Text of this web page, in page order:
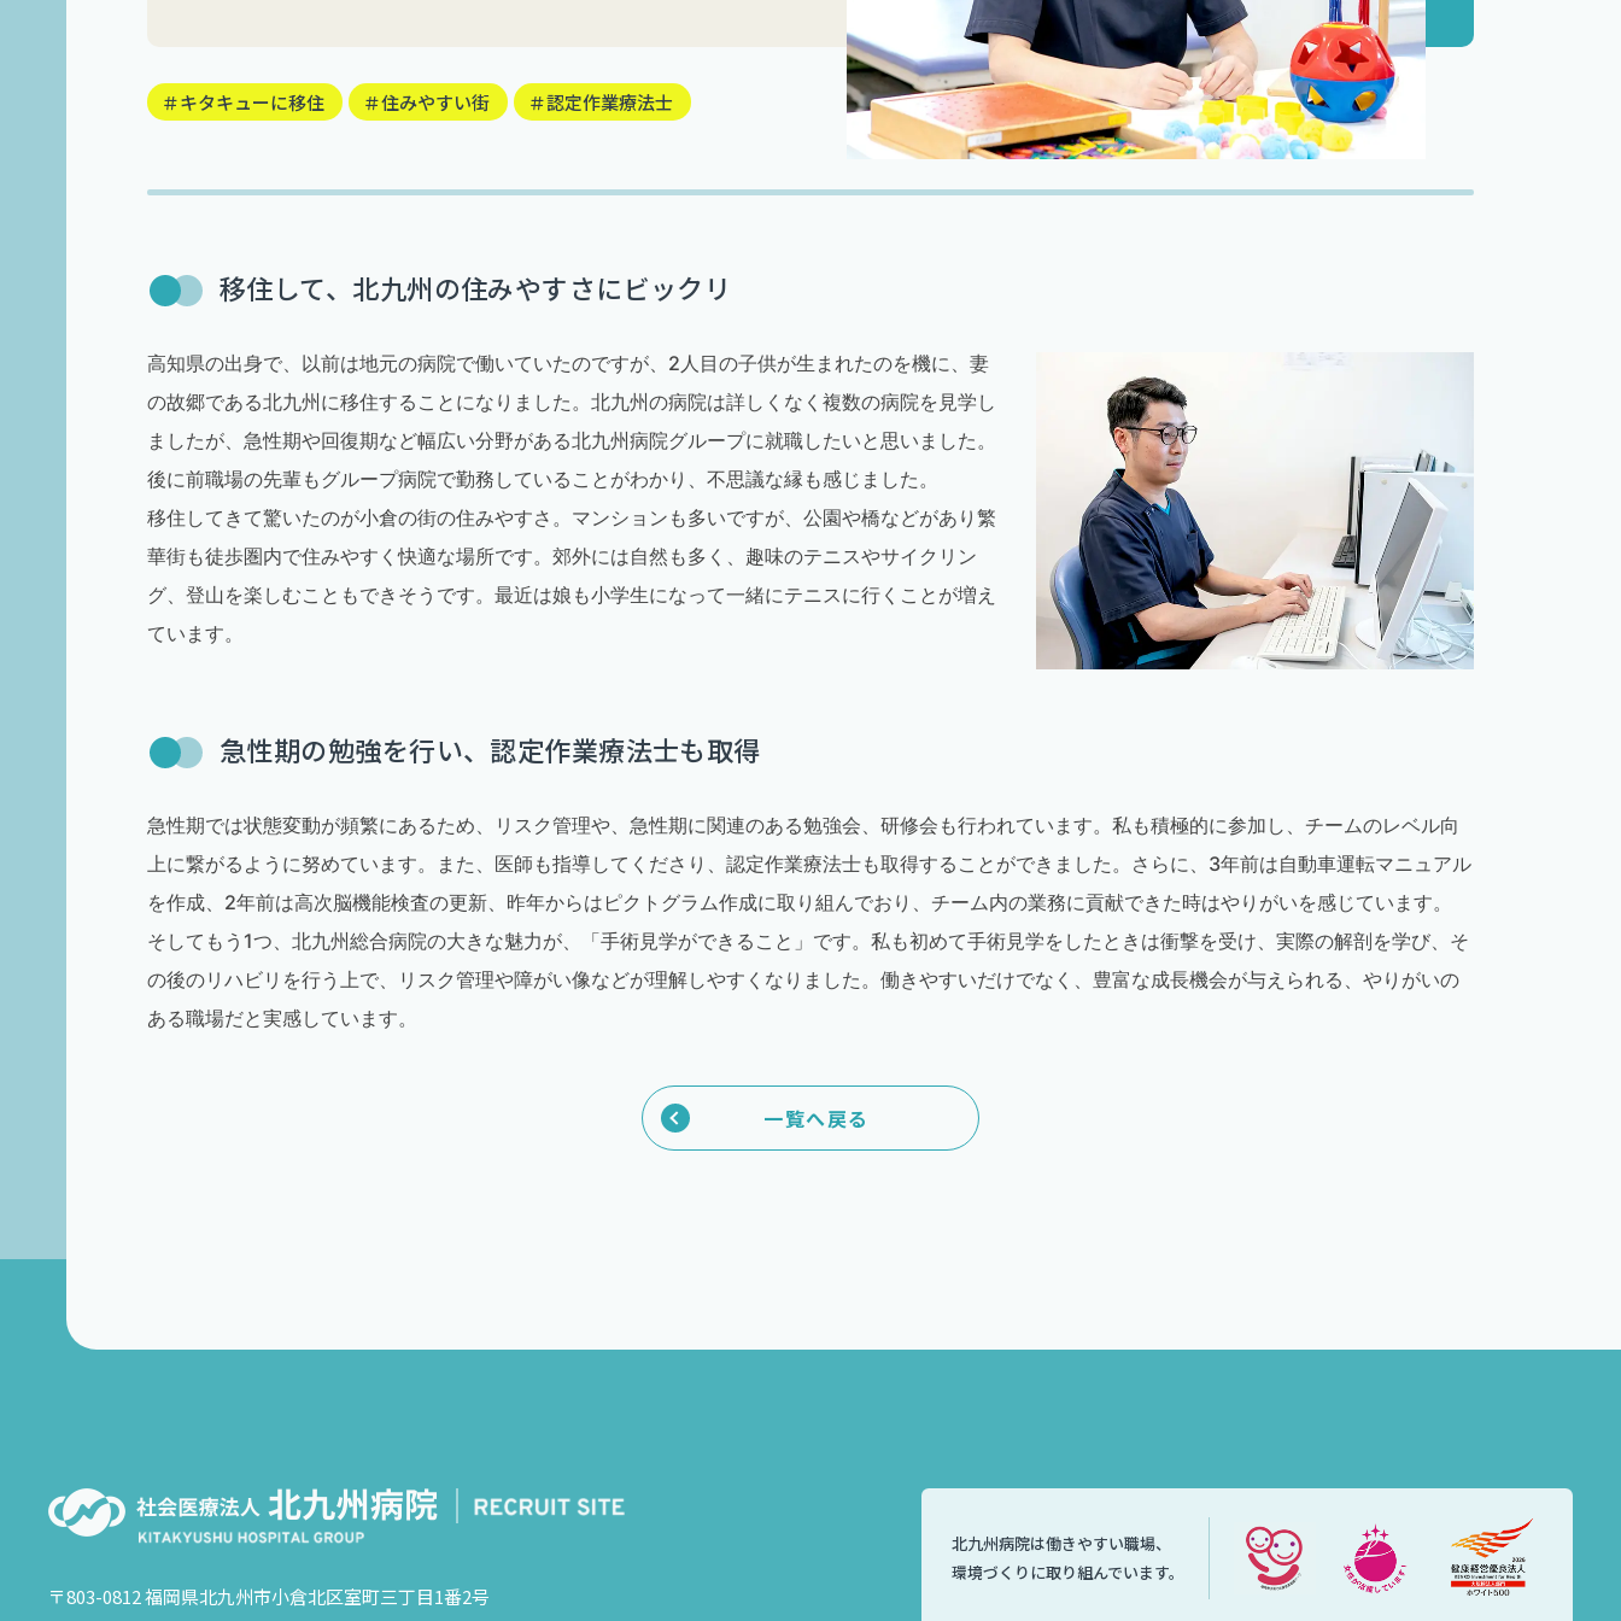
＃キタキューに移住 ＃住みやすい街 ＃認定作業療法士
移住して、北九州の住みやすさにビックリ
高知県の出身で、以前は地元の病院で働いていたのですが、2人目の子供が生まれたのを機に、妻
の故郷である北九州に移住することになりました。北九州の病院は詳しくなく複数の病院を見学し
ましたが、急性期や回復期など幅広い分野がある北九州病院グループに就職したいと思いました。
後に前職場の先輩もグループ病院で勤務していることがわかり、不思議な縁も感じました。
移住してきて驚いたのが小倉の街の住みやすさ。マンションも多いですが、公園や橋などがあり繁
華街も徒歩圏内で住みやすく快適な場所です。郊外には自然も多く、趣味のテニスやサイクリン
グ、登山を楽しむこともできそうです。最近は娘も小学生になって一緒にテニスに行くことが増え
ています。
急性期の勉強を行い、認定作業療法士も取得
急性期では状態変動が頻繁にあるため、リスク管理や、急性期に関連のある勉強会、研修会も行われています。私も積極的に参加し、チームのレベル向
上に繋がるように努めています。また、医師も指導してくださり、認定作業療法士も取得することができました。さらに、3年前は自動車運転マニュアル
を作成、2年前は高次脳機能検査の更新、昨年からはピクトグラム作成に取り組んでおり、チーム内の業務に貢献できた時はやりがいを感じています。
そしてもう1つ、北九州総合病院の大きな魅力が、「手術見学ができること」です。私も初めて手術見学をしたときは衝撃を受け、実際の解剖を学び、そ
の後のリハビリを行う上で、リスク管理や障がい像などが理解しやすくなりました。働きやすいだけでなく、豊富な成長機会が与えられる、やりがいの
ある職場だと実感しています。
一覧へ戻る
〒803-0812 福岡県北九州市小倉北区室町三丁目1番2号
北九州病院は働きやすい職場、
環境づくりに取り組んでいます。